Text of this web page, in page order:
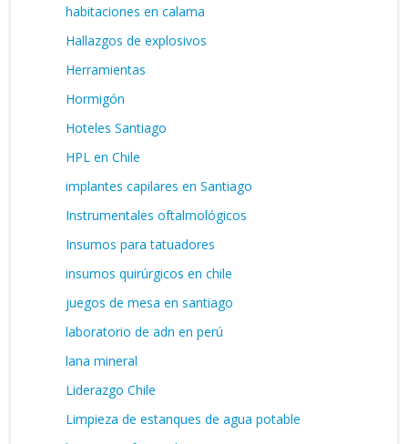
habitaciones en calama
Hallazgos de explosivos
Herramientas
Hormigón
Hoteles Santiago
HPL en Chile
implantes capilares en Santiago
Instrumentales oftalmológicos
Insumos para tatuadores
insumos quirúrgicos en chile
juegos de mesa en santiago
laboratorio de adn en perú
lana mineral
Liderazgo Chile
Limpieza de estanques de agua potable